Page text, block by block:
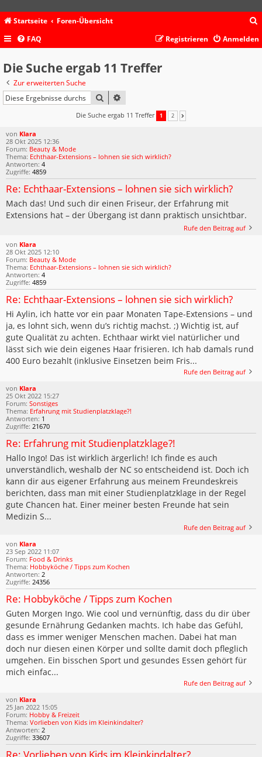
Startseite Foren-Übersicht
c
FAQ Anmelden
Registrieren
Die Suche ergab 11 Treffer
Zur erweiterten Suche
SUCHE
Die Suche ergab 11 Treffer 1 2
von Klara
28 Okt 2025 12:36
Forum: Beauty & Mode
Thema: Echthaar-Extensions – lohnen sie sich wirklich?
Antworten: 4
Zugriffe: 4859
Re: Echthaar-Extensions – lohnen sie sich wirklich?
Mach das! Und such dir einen Friseur, der Erfahrung mit
Extensions hat – der Übergang ist dann praktisch unsichtbar.
Rufe den Beitrag auf
von Klara
28 Okt 2025 12:10
Forum: Beauty & Mode
Thema: Echthaar-Extensions – lohnen sie sich wirklich?
Antworten: 4
Zugriffe: 4859
Re: Echthaar-Extensions – lohnen sie sich wirklich?
Hi Aylin, ich hatte vor ein paar Monaten Tape-Extensions – und
ja, es lohnt sich, wenn du’s richtig machst. ;) Wichtig ist, auf
gute Qualität zu achten. Echthaar wirkt viel natürlicher und
lässt sich wie dein eigenes Haar frisieren. Ich hab damals rund
400 Euro bezahlt (inklusive Einsetzen beim Fris...
Rufe den Beitrag auf
von Klara
25 Okt 2022 15:27
Forum: Sonstiges
Thema: Erfahrung mit Studienplatzklage?!
Antworten: 1
Zugriffe: 21670
Re: Erfahrung mit Studienplatzklage?!
Hallo Ingo! Das ist wirklich ärgerlich! Ich finde es auch
unverständlich, weshalb der NC so entscheidend ist. Doch ich
kann dir aus eigener Erfahrung aus meinem Freundeskreis
berichten, dass man mit einer Studienplatzklage in der Regel
gute Chancen hat. Einer meiner besten Freunde hat sein
Medizin S...
Rufe den Beitrag auf
von Klara
23 Sep 2022 11:07
Forum: Food & Drinks
Thema: Hobbyköche / Tipps zum Kochen
Antworten: 2
Zugriffe: 24356
Re: Hobbyköche / Tipps zum Kochen
Guten Morgen Ingo. Wie cool und vernünftig, dass du dir über
gesunde Ernährung Gedanken machts. Ich habe das Gefühl,
dass es immer weniger Menschen machen. Dabei hat man
doch nur diesen einen Körper und sollte damit doch pfleglich
umgehen. Ein bisschen Sport und gesundes Essen gehört für
mich einfac...
Rufe den Beitrag auf
von Klara
25 Jan 2022 15:05
Forum: Hobby & Freizeit
Thema: Vorlieben von Kids im Kleinkindalter?
Antworten: 2
Zugriffe: 33607